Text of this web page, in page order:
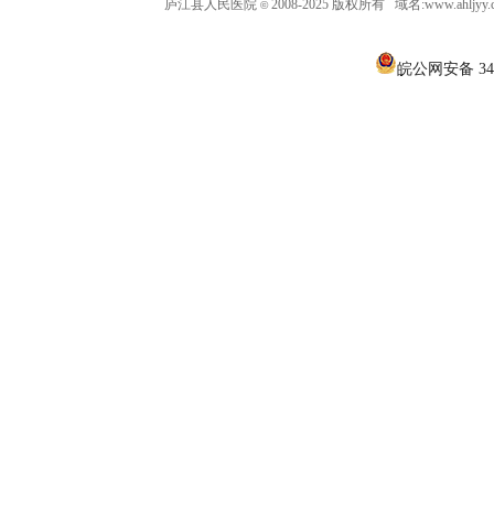
庐江县人民医院 © 2008-2025 版权所有 域名
皖公网安备